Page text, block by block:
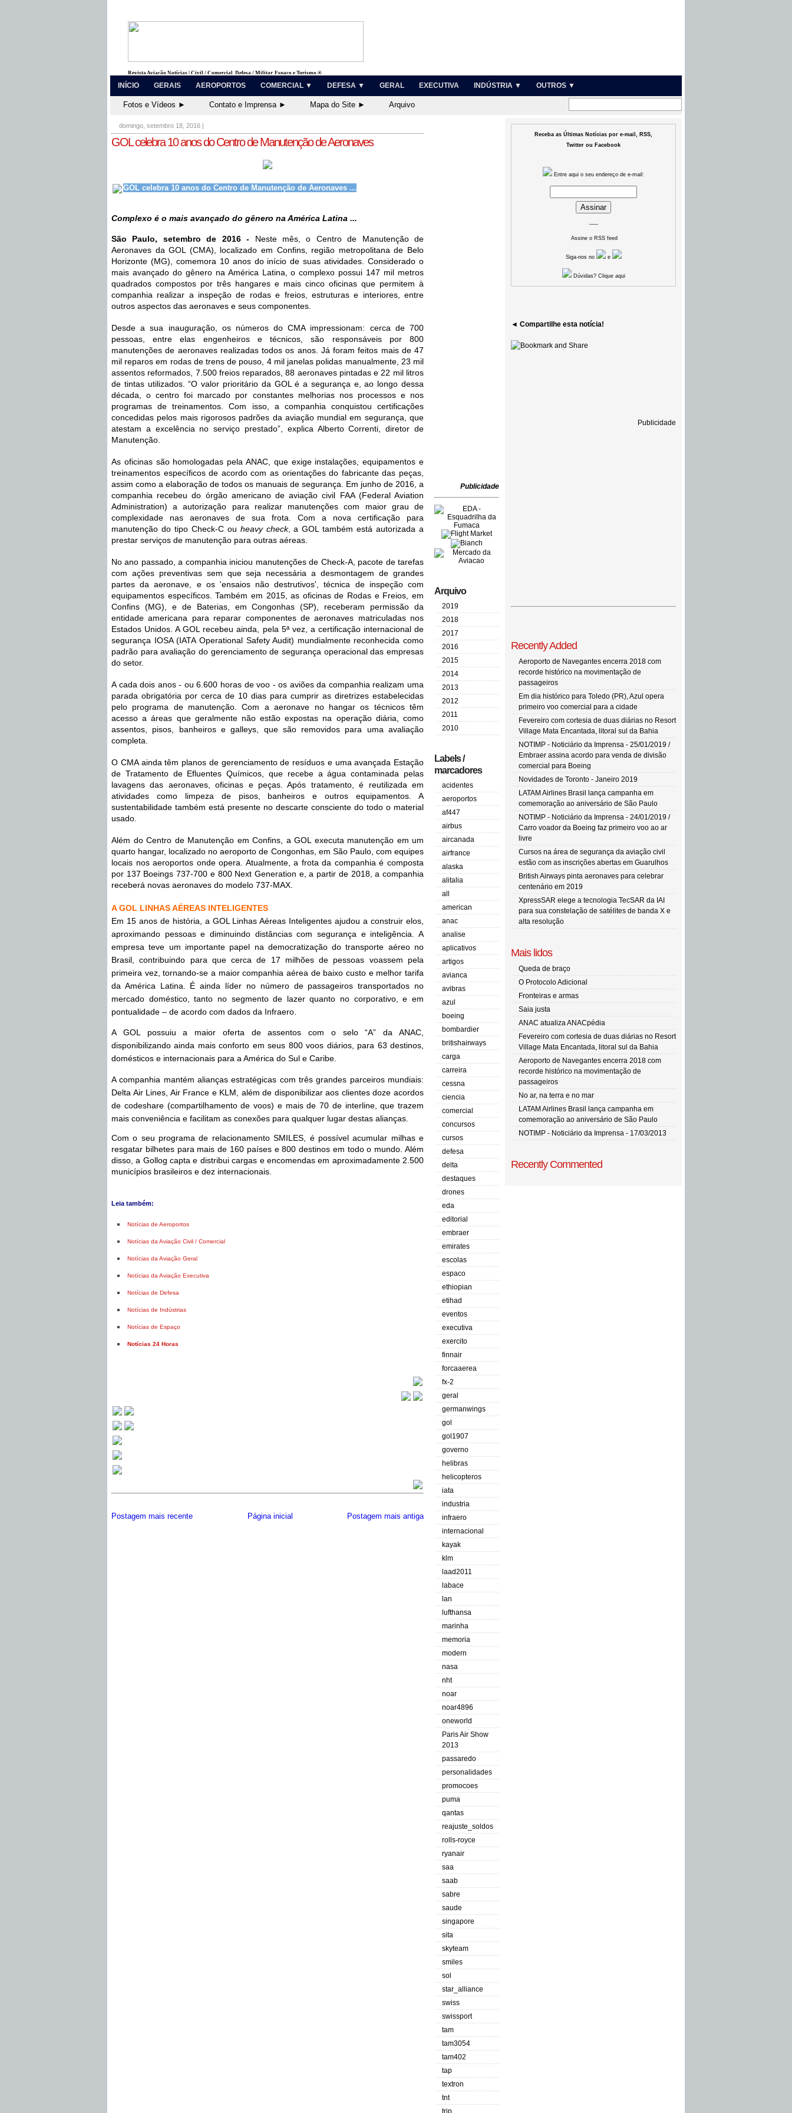
Revista Aviação Notícias | Civil / Comercial, Defesa / Militar, Espaço e Turismo ®
INÍCIO GERAIS AEROPORTOS COMERCIAL ▼ DEFESA ▼ GERAL EXECUTIVA INDÚSTRIA ▼ OUTROS ▼
Fotos e Vídeos ► Contato e Imprensa ► Mapa do Site ► Arquivo
domingo, setembro 18, 2016 |
GOL celebra 10 anos do Centro de Manutenção de Aeronaves
GOL celebra 10 anos do Centro de Manutenção de Aeronaves ...
Complexo é o mais avançado do gênero na América Latina ...
São Paulo, setembro de 2016 - Neste mês, o Centro de Manutenção de
Aeronaves da GOL (CMA), localizado em Confins, região metropolitana de Belo
Horizonte (MG), comemora 10 anos do início de suas atividades. Considerado o
mais avançado do gênero na América Latina, o complexo possui 147 mil metros
quadrados compostos por três hangares e mais cinco oficinas que permitem à
companhia realizar a inspeção de rodas e freios, estruturas e interiores, entre
outros aspectos das aeronaves e seus componentes.
Desde a sua inauguração, os números do CMA impressionam: cerca de 700
pessoas, entre elas engenheiros e técnicos, são responsáveis por 800
manutenções de aeronaves realizadas todos os anos. Já foram feitos mais de 47
mil reparos em rodas de trens de pouso, 4 mil janelas polidas manualmente, 23 mil
assentos reformados, 7.500 freios reparados, 88 aeronaves pintadas e 22 mil litros
de tintas utilizados. “O valor prioritário da GOL é a segurança e, ao longo dessa
década, o centro foi marcado por constantes melhorias nos processos e nos
programas de treinamentos. Com isso, a companhia conquistou certificações
concedidas pelos mais rigorosos padrões da aviação mundial em segurança, que
atestam a excelência no serviço prestado”, explica Alberto Correnti, diretor de
Manutenção.
As oficinas são homologadas pela ANAC, que exige instalações, equipamentos e
treinamentos específicos de acordo com as orientações do fabricante das peças,
assim como a elaboração de todos os manuais de segurança. Em junho de 2016, a
companhia recebeu do órgão americano de aviação civil FAA (Federal Aviation
Administration) a autorização para realizar manutenções com maior grau de
complexidade nas aeronaves de sua frota. Com a nova certificação para
manutenção do tipo Check-C ou heavy check, a GOL também está autorizada a
prestar serviços de manutenção para outras aéreas.
No ano passado, a companhia iniciou manutenções de Check-A, pacote de tarefas
com ações preventivas sem que seja necessária a desmontagem de grandes
partes da aeronave, e os 'ensaios não destrutivos', técnica de inspeção com
equipamentos específicos. Também em 2015, as oficinas de Rodas e Freios, em
Confins (MG), e de Baterias, em Congonhas (SP), receberam permissão da
entidade americana para reparar componentes de aeronaves matriculadas nos
Estados Unidos. A GOL recebeu ainda, pela 5ª vez, a certificação internacional de
segurança IOSA (IATA Operational Safety Audit) mundialmente reconhecida como
padrão para avaliação do gerenciamento de segurança operacional das empresas
do setor.
A cada dois anos - ou 6.600 horas de voo - os aviões da companhia realizam uma
parada obrigatória por cerca de 10 dias para cumprir as diretrizes estabelecidas
pelo programa de manutenção. Com a aeronave no hangar os técnicos têm
acesso a áreas que geralmente não estão expostas na operação diária, como
assentos, pisos, banheiros e galleys, que são removidos para uma avaliação
completa.
O CMA ainda têm planos de gerenciamento de resíduos e uma avançada Estação
de Tratamento de Efluentes Químicos, que recebe a água contaminada pelas
lavagens das aeronaves, oficinas e peças. Após tratamento, é reutilizada em
atividades como limpeza de pisos, banheiros e outros equipamentos. A
sustentabilidade também está presente no descarte consciente do todo o material
usado.
Além do Centro de Manutenção em Confins, a GOL executa manutenção em um
quarto hangar, localizado no aeroporto de Congonhas, em São Paulo, com equipes
locais nos aeroportos onde opera. Atualmente, a frota da companhia é composta
por 137 Boeings 737-700 e 800 Next Generation e, a partir de 2018, a companhia
receberá novas aeronaves do modelo 737-MAX.
A GOL LINHAS AÉREAS INTELIGENTES
Em 15 anos de história, a GOL Linhas Aéreas Inteligentes ajudou a construir elos,
aproximando pessoas e diminuindo distâncias com segurança e inteligência. A
empresa teve um importante papel na democratização do transporte aéreo no
Brasil, contribuindo para que cerca de 17 milhões de pessoas voassem pela
primeira vez, tornando-se a maior companhia aérea de baixo custo e melhor tarifa
da América Latina. É ainda líder no número de passageiros transportados no
mercado doméstico, tanto no segmento de lazer quanto no corporativo, e em
pontualidade – de acordo com dados da Infraero.
A GOL possuiu a maior oferta de assentos com o selo “A” da ANAC,
disponibilizando ainda mais conforto em seus 800 voos diários, para 63 destinos,
domésticos e internacionais para a América do Sul e Caribe.
A companhia mantém alianças estratégicas com três grandes parceiros mundiais:
Delta Air Lines, Air France e KLM, além de disponibilizar aos clientes doze acordos
de codeshare (compartilhamento de voos) e mais de 70 de interline, que trazem
mais conveniência e facilitam as conexões para qualquer lugar destas alianças.
Com o seu programa de relacionamento SMILES, é possível acumular milhas e
resgatar bilhetes para mais de 160 países e 800 destinos em todo o mundo. Além
disso, a Gollog capta e distribui cargas e encomendas em aproximadamente 2.500
municípios brasileiros e dez internacionais.
Leia também:
Notícias de Aeroportos
Notícias da Aviação Civil / Comercial
Notícias da Aviação Geral
Notícias da Aviação Executiva
Notícias de Defesa
Notícias de Indústrias
Notícias de Espaço
Notícias 24 Horas
Postagem mais recente Postagem mais antiga
Página inicial
Publicidade
Arquivo
2019
2018
2017
2016
2015
2014
2013
2012
2011
2010
Labels /
marcadores
acidentes
aeroportos
af447
airbus
aircanada
airfrance
alaska
alitalia
all
american
anac
analise
aplicativos
artigos
avianca
avibras
azul
boeing
bombardier
britishairways
carga
carreira
cessna
ciencia
comercial
concursos
cursos
defesa
delta
destaques
drones
eda
editorial
embraer
emirates
escolas
espaco
ethiopian
etihad
eventos
executiva
exercito
finnair
forcaaerea
fx-2
geral
germanwings
gol
gol1907
governo
helibras
helicopteros
iata
industria
infraero
internacional
kayak
klm
laad2011
labace
lan
lufthansa
marinha
memoria
modern
nasa
nht
noar
noar4896
oneworld
Paris Air Show
2013
passaredo
personalidades
promocoes
puma
qantas
reajuste_soldos
rolls-royce
ryanair
saa
saab
sabre
saude
singapore
sita
skyteam
smiles
sol
star_alliance
swiss
swissport
tam
tam3054
tam402
tap
textron
tnt
trip
Receba as Últimas Notícias por e-mail, RSS,
Twitter ou Facebook
Entre aqui o seu endereço de e-mail:
Assine o RSS feed
Siga-nos no e
Dúvidas? Clique aqui
◄ Compartilhe esta notícia!
Publicidade
Recently Added
Aeroporto de Navegantes encerra 2018 com
recorde histórico na movimentação de
passageiros
Em dia histórico para Toledo (PR), Azul opera
primeiro voo comercial para a cidade
Fevereiro com cortesia de duas diárias no Resort
Village Mata Encantada, litoral sul da Bahia
NOTIMP - Noticiário da Imprensa - 25/01/2019 /
Embraer assina acordo para venda de divisão
comercial para Boeing
Novidades de Toronto - Janeiro 2019
LATAM Airlines Brasil lança campanha em
comemoração ao aniversário de São Paulo
NOTIMP - Noticiário da Imprensa - 24/01/2019 /
Carro voador da Boeing faz primeiro voo ao ar
livre
Cursos na área de segurança da aviação civil
estão com as inscrições abertas em Guarulhos
British Airways pinta aeronaves para celebrar
centenário em 2019
XpressSAR elege a tecnologia TecSAR da IAI
para sua constelação de satélites de banda X e
alta resolução
Mais lidos
Queda de braço
O Protocolo Adicional
Fronteiras e armas
Saia justa
ANAC atualiza ANACpédia
Fevereiro com cortesia de duas diárias no Resort
Village Mata Encantada, litoral sul da Bahia
Aeroporto de Navegantes encerra 2018 com
recorde histórico na movimentação de
passageiros
No ar, na terra e no mar
LATAM Airlines Brasil lança campanha em
comemoração ao aniversário de São Paulo
NOTIMP - Noticiário da Imprensa - 17/03/2013
Recently Commented